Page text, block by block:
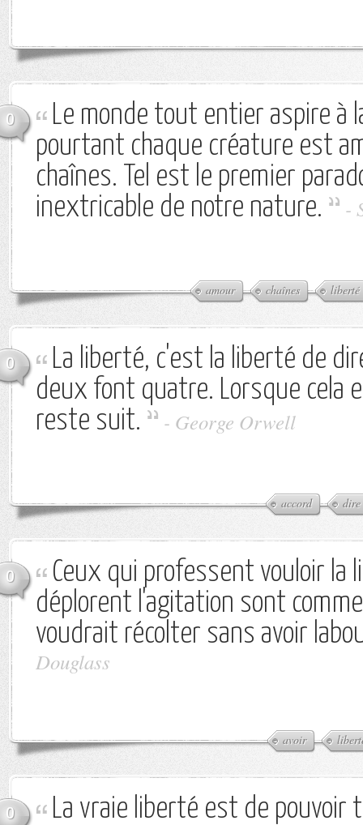
0
Le monde tout entier aspire à
pourtant chaque créature est
chaînes. Tel est le premier
inextricable de notre nature.
-
amour chaînes liberté
0
La liberté, c'est la liberté de
deux font quatre. Lorsque cela
reste suit.
- George Orwell
accord dire
0
Ceux qui professent vouloir la
déplorent l'agitation sont
voudrait récolter sans avoir
Douglass
avoir
0
La vraie liberté est de pouvoir